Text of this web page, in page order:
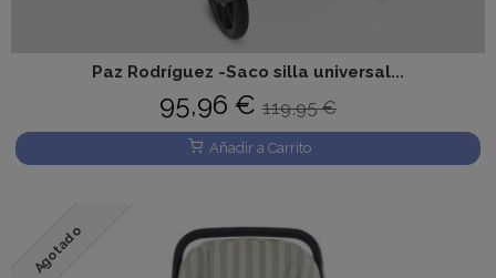
Paz Rodríguez -Saco silla universal...
95,96 € 119,95 €
Añadir a Carrito
Agotado